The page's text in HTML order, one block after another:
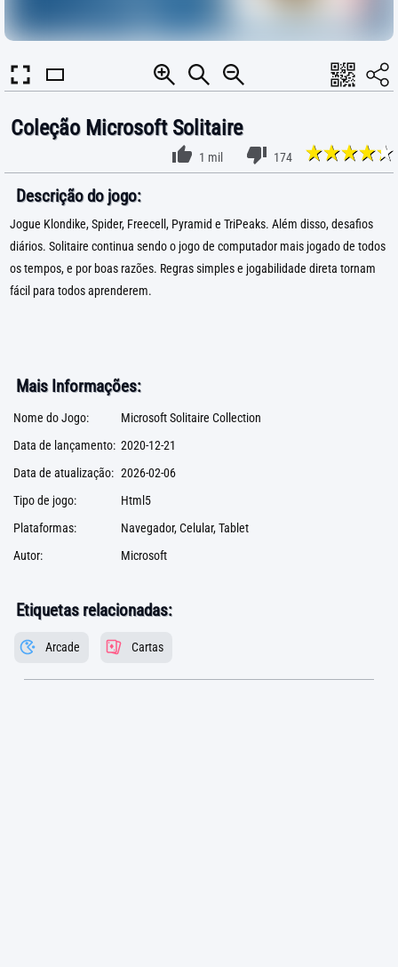
Coleção Microsoft Solitaire
1 mil 174
Descrição do jogo:
Jogue Klondike, Spider, Freecell, Pyramid e TriPeaks. Além disso, desafios
diários. Solitaire continua sendo o jogo de computador mais jogado de todos
os tempos, e por boas razões. Regras simples e jogabilidade direta tornam
fácil para todos aprenderem.
Mais Informações:
Nome do Jogo:
Microsoft Solitaire Collection
Data de lançamento: 2020-12-21
Data de atualização: 2026-02-06
Tipo de jogo:
Html5
Plataformas:
Navegador, Celular, Tablet
Autor:
Microsoft
Etiquetas relacionadas:
Arcade Cartas